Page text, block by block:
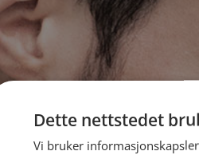
Dette nettstedet
Vi bruker